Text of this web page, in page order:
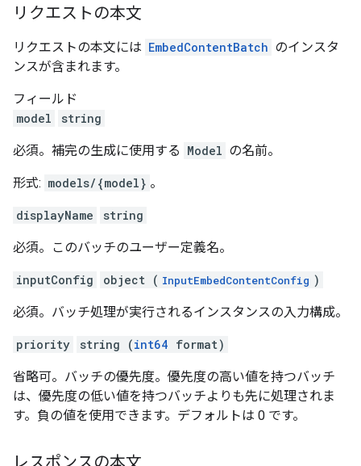
リクエストの本文
リクエストの本文には EmbedContentBatch のインスタ
ンスが含まれます。
フィールド
model
string
必須。補完の生成に使用する Model の名前。
形式: models/{model} 。
displayName string
必須。このバッチのユーザー定義名。
inputConfig object ( InputEmbedContentConfig )
必須。バッチ処理が実行されるインスタンスの入力構成。
priority string (int64 format)
省略可。バッチの優先度。優先度の高い値を持つバッチ
は、優先度の低い値を持つバッチよりも先に処理されま
す。負の値を使用できます。デフォルトは 0 です。